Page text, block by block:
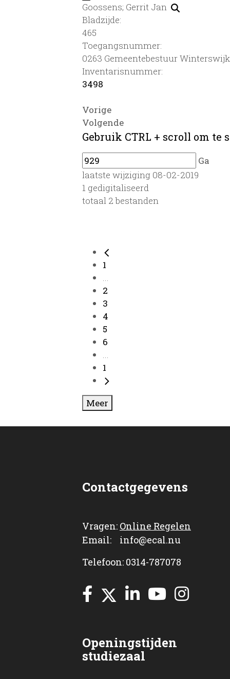
Goossens; Gerrit Jan
Bladzijde:
465
Toegangsnummer:
0263 Gemeentebestuur
Inventarisnummer:
3498
Vorige
Volgende
Gebruik CTRL + scroll om te
Ga
laatste wijziging 08-02-2019
1 gedigitaliseerd
totaal 2 bestanden
1
...
2
3
4
5
6
...
1
Meer
Contactgegevens
Vragen: Online Regelen
Email: info@ecal.nu
Telefoon: 0314-787078
Openingstijden
studiezaal